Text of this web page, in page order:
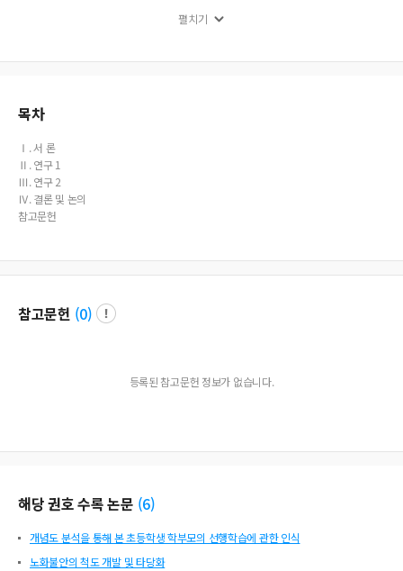
for evaluating different cognitive components of creativity. Finally, the implicat
펼치기
목차
Ⅰ. 서 론
Ⅱ. 연구 1
Ⅲ. 연구 2
Ⅳ. 결론 및 논의
참고문헌
참고문헌 (0)
등록된 참고문헌 정보가 없습니다.
해당 권호 수록 논문 (6)
개념도 분석을 통해 본 초등학생 학부모의 선행학습에 관한 인식
노화불안의 척도 개발 및 타당화